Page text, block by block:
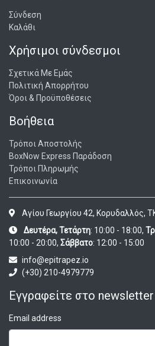
Σύνδεση
Καλάθι
Χρήσιμοι σύνδεσμοι
Σχετικά Με Εμάς
Πολιτική Απορρήτου
Όροι & Προϋποθέσεις
Βοήθεια
Τρόποι Αποστολής
BoxNow Express Παράδοση
Τρόποι Πληρωμής
Επικοινωνία
Αγίου Γεωργίου 42, Κορυδαλλός,
Δευτέρα, Τετάρτη: 10:00 - 18:00,
10:00 - 20:00, Σάββατο: 12:00 - 15:00
info@epitrapez.io
(+30) 210-4979779
Εγγραφείτε στο
Email address